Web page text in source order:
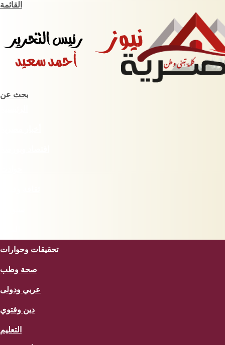
القائمة
بحث عن
تحقيقات وحوارات
صحة وطب
عربي ودولى
دين وفتوي
التعليم